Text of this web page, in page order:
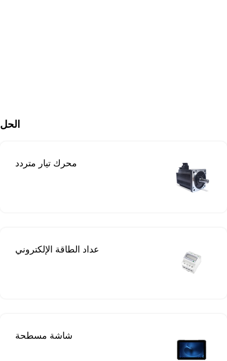
الحل
محرك تيار متردد
عداد الطاقة الإلكتروني
شاشة مسطحة